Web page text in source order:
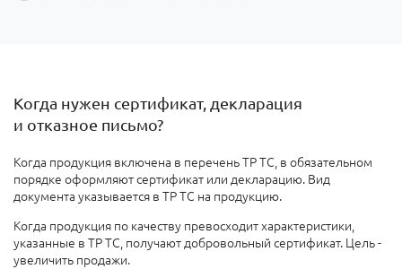
Когда нужен сертификат, декларация
и отказное письмо?
Когда продукция включена в перечень ТР ТС, в обязательном
порядке оформляют сертификат или декларацию. Вид
документа указывается в ТР ТС на продукцию.
Когда продукция по качеству превосходит характеристики,
указанные в ТР ТС, получают добровольный сертификат. Цель -
увеличить продажи.